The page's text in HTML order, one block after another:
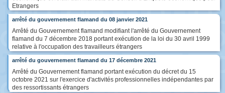
Etrangers
arrêté du gouvernement flamand du 08 janvier 2021
Arrêté du Gouvernement flamand modifiant l'arrêté du Gouvernement
flamand du 7 décembre 2018 portant exécution de la loi du 30 avril 1999
relative à l'occupation des travailleurs étrangers
arrêté du gouvernement flamand du 17 décembre 2021
Arrêté du Gouvernement flamand portant exécution du décret du 15
octobre 2021 sur l'exercice d'activités professionnelles indépendantes par
des ressortissants étrangers